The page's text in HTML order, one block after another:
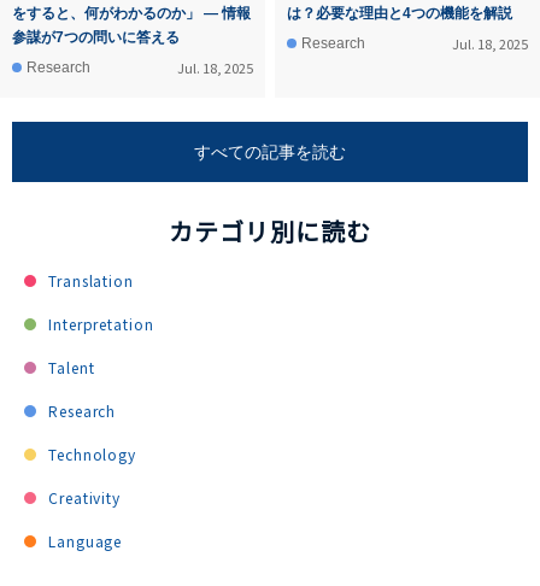
をすると、何がわかるのか」 ― 情報
参謀が7つの問いに答える
Research
Jul. 18, 2025
は？必要な理由と4つの機能を解説
Research
Jul. 18, 2025
すべての記事を読む
カテゴリ別に読む
Translation
Interpretation
Talent
Research
Technology
Creativity
Language